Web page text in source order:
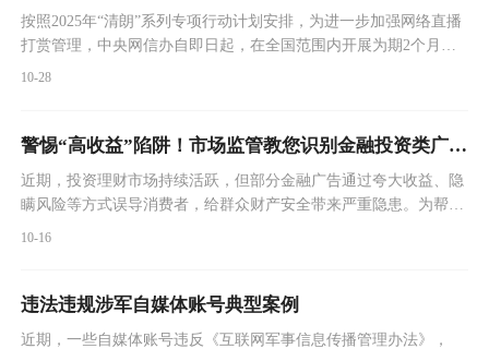
按照2025年“清朗”系列专项行动计划安排，为进一步加强网络直播
打赏管理，中央网信办自即日起，在全国范围内开展为期2个月
的“清朗·整治网络直播打赏乱象”专项行动。
10-28
警惕“高收益”陷阱！市场监管教您识别金融投资类广告套路
近期，投资理财市场持续活跃，但部分金融广告通过夸大收益、隐
瞒风险等方式误导消费者，给群众财产安全带来严重隐患。为帮助
10-16
违法违规涉军自媒体账号典型案例
近期，一些自媒体账号违反《互联网军事信息传播管理办法》，